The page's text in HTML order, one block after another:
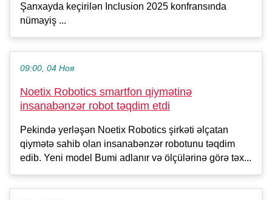
Şanxayda keçirilən Inclusion 2025 konfransında
nümayiş ...
09:00, 04 Ноя
Noetix Robotics smartfon qiymətinə
insanabənzər robot təqdim etdi
Pekində yerləşən Noetix Robotics şirkəti əlçatan
qiymətə sahib olan insanabənzər robotunu təqdim
edib. Yeni model Bumi adlanır və ölçülərinə görə təx...